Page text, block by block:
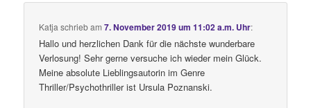
Katja schriebam7. November 2019 um 11:02 a.m. Uhr:
Hallo und herzlichen Dank für die nächste wunderbare
Verlosung! Sehr gerne versuche ich wieder mein Glück.
Meine absolute Lieblingsautorin im Genre
Thriller/Psychothriller ist Ursula Poznanski.